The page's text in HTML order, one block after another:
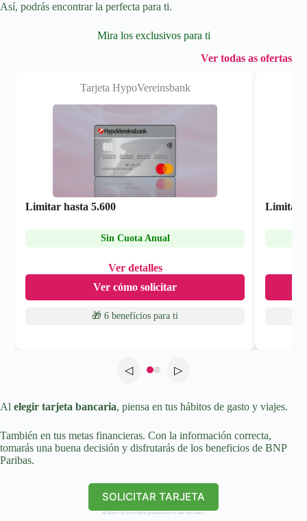
Así, podrás encontrar la perfecta para ti.
Mira los exclusivos para ti
Ver todas as ofertas
Tarjeta HypoVereinsbank
Limitar hasta5.600
Sin Cuota Anual
Ver detalles
Ver cómo solicitar
🎁 6 benefícios para ti
Limitar
◁ ▷
Al elegir tarjeta bancaria, piensa en tus hábitos de gasto y viajes.
También en tus metas financieras. Con la información correcta,
tomarás una buena decisión y disfrutarás de los beneficios de BNP
Paribas.
SOLICITAR TARJETA
Al hacer clic en el botón permanecerá en este sitio web.v